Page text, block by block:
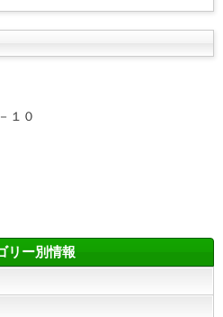
１０
リー別情報